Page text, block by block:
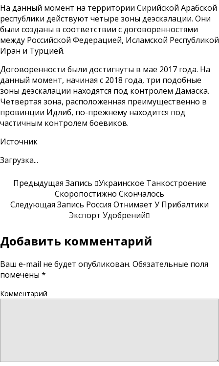
На данный момент на территории Сирийской Арабской
республики действуют четыре зоны деэскалации. Они
были созданы в соответствии с договоренностями
между Российской Федерацией, Исламской Республикой
Иран и Турцией.
Договоренности были достигнуты в мае 2017 года. На
данный момент, начиная с 2018 года, три подобные
зоны деэскалации находятся под контролем Дамаска.
Четвертая зона, расположенная преимущественно в
провинции Идлиб, по-прежнему находится под
частичным контролем боевиков.
Источник
Загрузка...
Предыдущая Запись
Украинское Танкостроение
Скоропостижно Скончалось
Следующая Запись Россия Отнимает У Прибалтики
Экспорт Удобрений
Добавить комментарий
Ваш e-mail не будет опубликован. Обязательные поля
помечены *
Комментарий